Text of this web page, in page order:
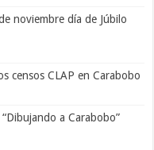
noviembre día de Júbilo
censos CLAP en Carabobo
a Carabobo”